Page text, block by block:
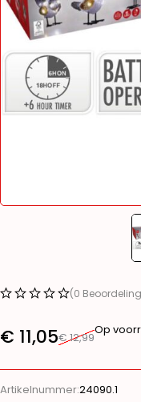
(0
€12,99
€ 11,05 Op
Artikelnummer:24090.1